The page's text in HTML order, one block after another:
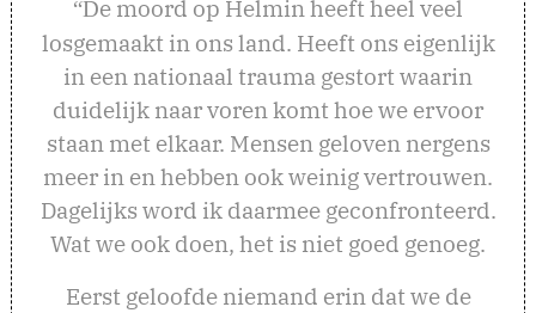
“De moord op Helmin heeft heel veel
losgemaakt in ons land. Heeft ons eigenlijk
in een nationaal trauma gestort waarin
duidelijk naar voren komt hoe we ervoor
staan met elkaar. Mensen geloven nergens
meer in en hebben ook weinig vertrouwen.
Dagelijks word ik daarmee geconfronteerd.
Wat we ook doen, het is niet goed genoeg.
Eerst geloofde niemand erin dat we de